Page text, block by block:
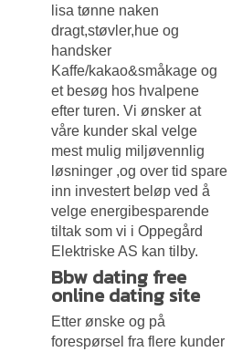
lisa tønne naken
dragt,støvler,hue og
handsker
Kaffe/kakao&småkage og
et besøg hos hvalpene
efter turen. Vi ønsker at
våre kunder skal velge
mest mulig miljøvennlig
løsninger ,og over tid spare
inn investert beløp ved å
velge energibesparende
tiltak som vi i Oppegård
Elektriske AS kan tilby.
Bbw dating free
online dating site
Etter ønske og på
forespørsel fra flere kunder